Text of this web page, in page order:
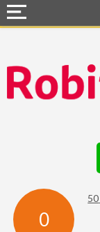
0
50
Webshops
Snel naar »
Assortiment
Contact